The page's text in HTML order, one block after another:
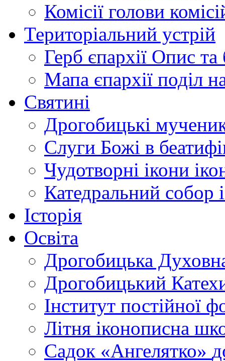
Комісії голови
Територіальний устрій
Герб єпархії Опис та
Мапа єпархії поділ
Святині
Дрогобицькі
Слуги Божі в
Чудотворні ікони
Катедральний собор
Історія
Освіта
Дрогобицька
Дрогобицький
Інститут постійної
Літня іконописна
Садок «Ангелятко»